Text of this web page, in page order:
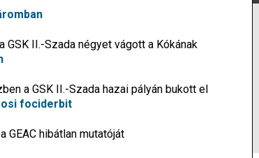
GSK II.-Szada négyet vágott a Kókának
a GSK II.-Szada hazai pályán bukott el
fociderbit
GEAC hibátlan mutatóját